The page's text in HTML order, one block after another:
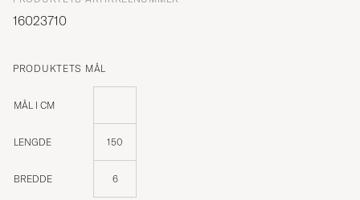
16023710
PRODUKTETS MÅL
MÅL I CM
LENGDE 150
BREDDE 6